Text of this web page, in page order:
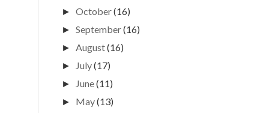
►October(16)
►September(16)
►August(16)
►July(17)
►June(11)
► May(13)